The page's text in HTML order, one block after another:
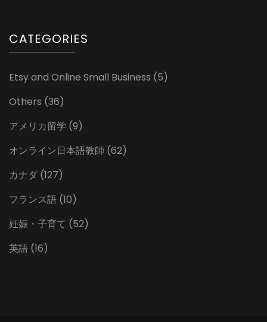
CATEGORIES
Etsy and Online Small Business (5)
Others (36)
アメリカ留学 (9)
オンライン日本語教師 (62)
カナダ (127)
フランス語 (10)
妊娠・子育て (52)
英語 (16)